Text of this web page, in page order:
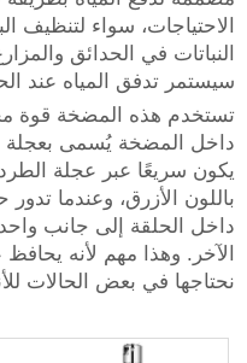
الاحتياجات، سواء
النباتات في الحدائق
سيستمر تدفق المياه عند
تستخدم هذه المضخة قوة
داخل المضخة يُسمى بعجلة
يكون سريعًا عبر عجلة
باللون الأزرق، وعندما
داخل الحلقة إلى جانب
الآخر. وهذا مهم لأنه
نحتاجها في بعض الحالات